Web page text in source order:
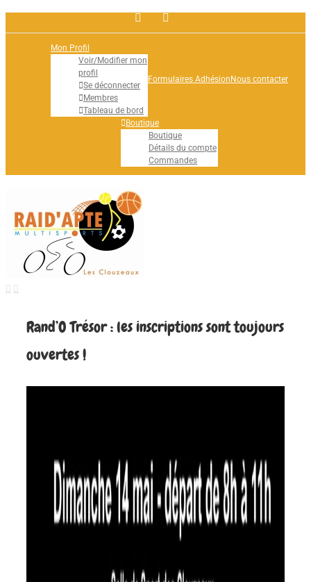
Facebook
Mon Profil
Voir/Modifier mon
profil
Se déconnecter
Membres
Tableau de bord
Formulaires Adhésion Nous contacter
Boutique
Boutique
Détails du compte
Commandes
Rand’O Trésor : les inscriptions sont toujours
ouvertes !